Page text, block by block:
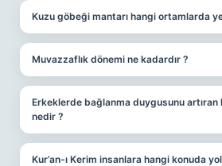
Kuzu göbeği mantarı hangi ortamlarda
Muvazzaflık dönemi ne kadardır ?
Erkeklerde bağlanma duygusunu artıran
nedir ?
Kur’an-ı Kerim insanlara hangi konuda yol